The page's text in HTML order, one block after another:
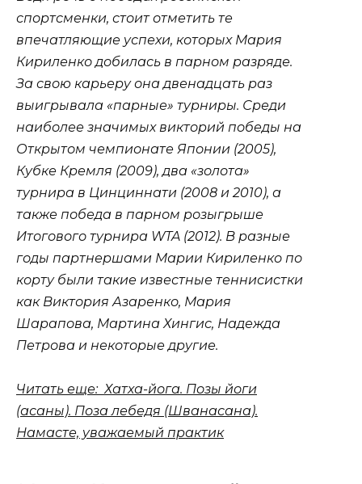
спортсменки, стоит отметить те
впечатляющие успехи, которых Мария
Кириленко добилась в парном разряде.
За свою карьеру она двенадцать раз
выигрывала «парные» турниры. Среди
наиболее значимых викторий победы на
Открытом чемпионате Японии (2005),
Кубке Кремля (2009), два «золота»
турнира в Цинциннати (2008 и 2010), а
также победа в парном розыгрыше
Итогового турнира WTA (2012). В разные
годы партнершами Марии Кириленко по
корту были такие известные теннисистки
как Виктория Азаренко, Мария
Шарапова, Мартина Хингис, Надежда
Петрова и некоторые другие.
Читать еще: Хатха-йога. Позы йоги
(асаны). Поза лебедя (Шванасана).
Намасте, уважаемый практик